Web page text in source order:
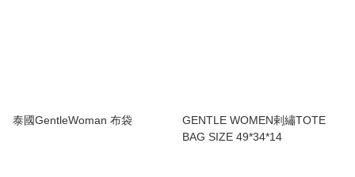
泰國GentleWoman 布袋
GENTLE WOMEN剌繡TOTE
BAG SIZE 49*34*14